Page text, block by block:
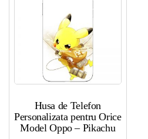
Husa de Telefon
Personalizata pentru Orice
Model Oppo – Pikachu